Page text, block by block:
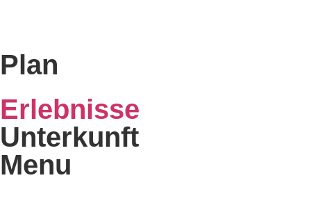
Plan
Erlebnisse
Unterkunft
Menu